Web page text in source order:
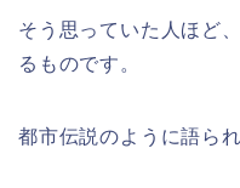
そう思っていた人ほど
るものです。
都市伝説のように語ら